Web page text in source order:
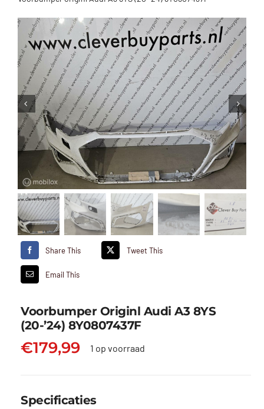
Share This Tweet This
Email This
Voorbumper Originl Audi A3 8YS
(20-’24) 8Y0807437F
€179,99 1 op voorraad
Specificaties